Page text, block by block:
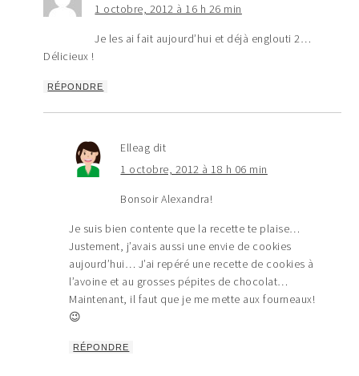
1 octobre, 2012 à 16 h 26 min
Je les ai fait aujourd’hui et déjà englouti 2…
Délicieux !
RÉPONDRE
Elleag dit
1 octobre, 2012 à 18 h 06 min
Bonsoir Alexandra!
Je suis bien contente que la recette te plaise…
Justement, j’avais aussi une envie de cookies
aujourd’hui… J’ai repéré une recette de cookies à
l’avoine et au grosses pépites de chocolat…
Maintenant, il faut que je me mette aux fourneaux!
😉
RÉPONDRE